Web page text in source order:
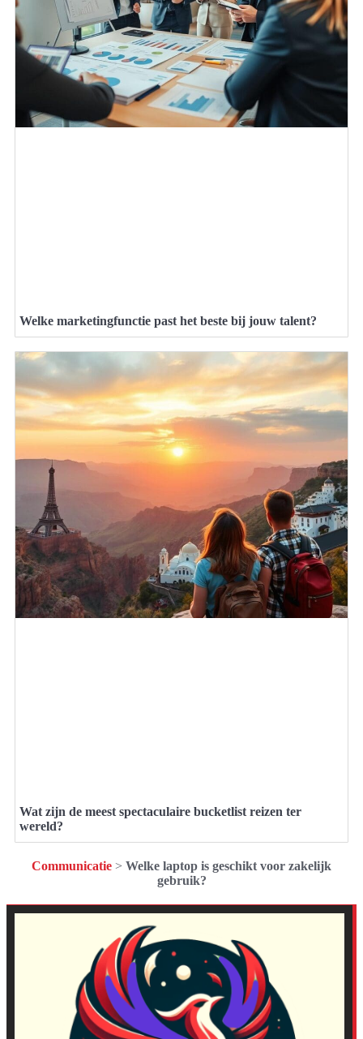
Welke marketingfunctie past het beste bij jouw talent?
Wat zijn de meest spectaculaire bucketlist reizen ter
wereld?
Communicatie > Welke laptop is geschikt voor zakelijk
gebruik?